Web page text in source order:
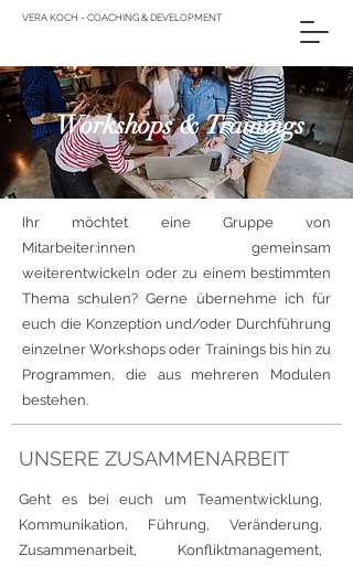
VERA KOCH - COACHING & DEVELOPMENT
Workshops & Trainings
Ihr möchtet eine Gruppe von
Mitarbeiter:innen gemeinsam
weiterentwickeln oder zu einem bestimmten
Thema schulen? Gerne übernehme ich für
euch die Konzeption und/oder Durchführung
einzelner Workshops oder Trainings bis hin zu
Programmen, die aus mehreren Modulen
bestehen.
UNSERE ZUSAMMENARBEIT
Geht es bei euch um Teamentwicklung,
Kommunikation, Führung, Veränderung,
Zusammenarbeit, Konfliktmanagement,